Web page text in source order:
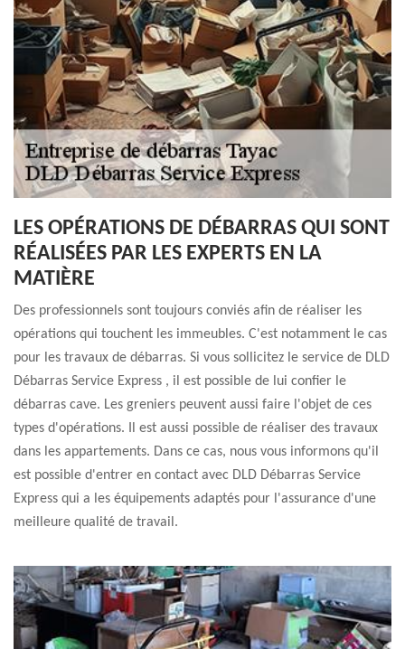
LES OPÉRATIONS DE DÉBARRAS QUI SONT
RÉALISÉES PAR LES EXPERTS EN LA
MATIÈRE
Des professionnels sont toujours conviés afin de réaliser les
opérations qui touchent les immeubles. C'est notamment le cas
pour les travaux de débarras. Si vous sollicitez le service de DLD
Débarras Service Express , il est possible de lui confier le
débarras cave. Les greniers peuvent aussi faire l'objet de ces
types d'opérations. Il est aussi possible de réaliser des travaux
dans les appartements. Dans ce cas, nous vous informons qu'il
est possible d'entrer en contact avec DLD Débarras Service
Express qui a les équipements adaptés pour l'assurance d'une
meilleure qualité de travail.